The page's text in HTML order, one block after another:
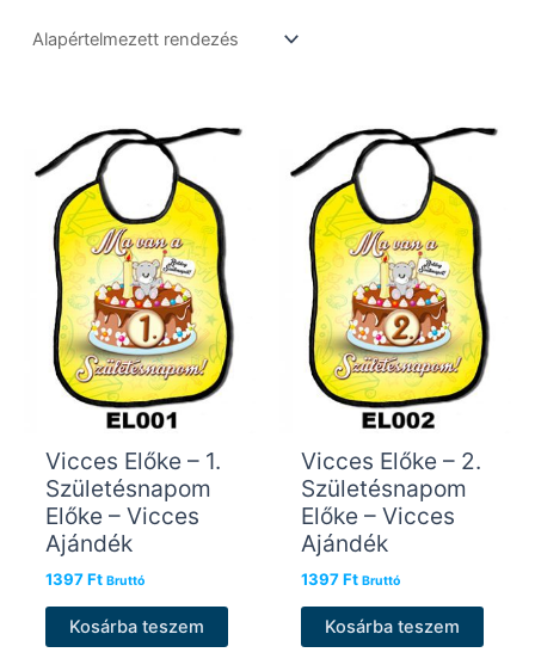
Vicces Előke – 1.
Születésnapom
Előke – Vicces
Ajándék
1397Ft Bruttó
Kosárba teszem
Vicces Előke – 2.
Születésnapom
Előke – Vicces
Ajándék
1397Ft Bruttó
Kosárba teszem